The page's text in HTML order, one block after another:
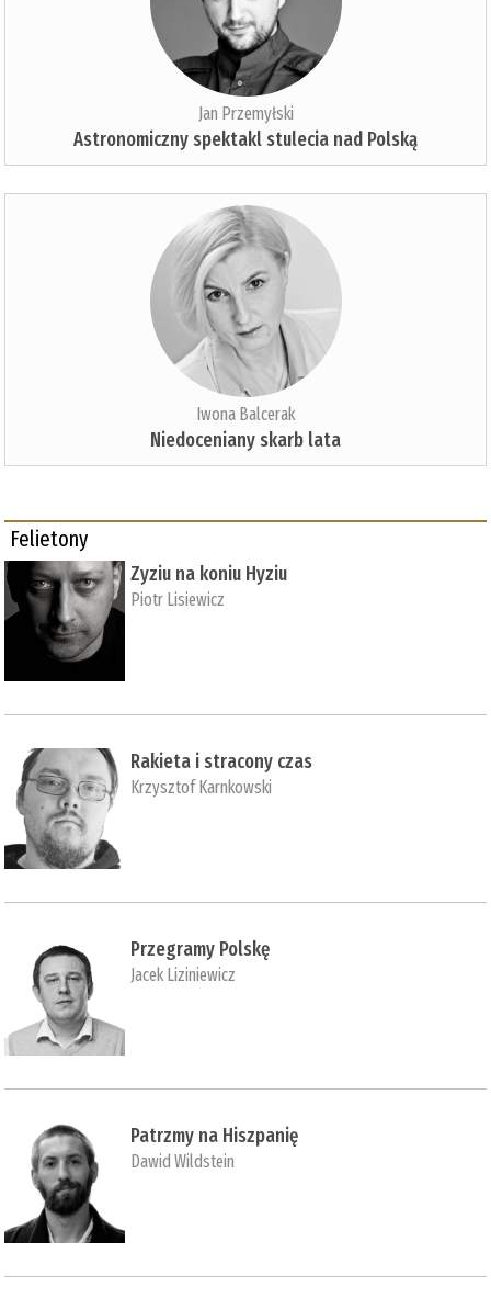
Jan Przemyłski
Astronomiczny spektakl stulecia nad Polską
Iwona Balcerak
Niedoceniany skarb lata
Felietony
Zyziu na koniu Hyziu
Piotr Lisiewicz
Rakieta i stracony czas
Krzysztof Karnkowski
Przegramy Polskę
Jacek Liziniewicz
Patrzmy na Hiszpanię
Dawid Wildstein